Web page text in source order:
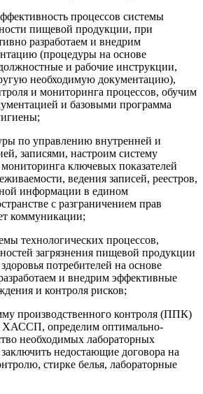
процессов системы
пищевой продукции, при
разработаем и внедрим
(процедуры на основе
и рабочие инструкции,
необходимую документацию),
и мониторинга процессов, обучим
и базовыми программа
по управлению внутренней и
записями, настроим систему
ключевых показателей
ведения записей, реестров,
информации в едином
с разграничением прав
коммуникации;
технологических процессов,
загрязнения пищевой продукции
потребителей на основе
и внедрим эффективные
и контроля рисков;
производственного контроля (ППК)
ХАССП, определим оптимально-
необходимых лабораторных
недостающие договора на
стирке белья, лабораторные